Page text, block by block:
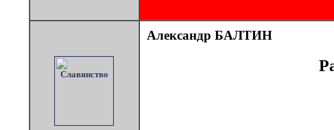
Александр БАЛТИН